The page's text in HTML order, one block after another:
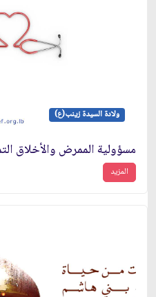
ولادة السيدة زينب(ع)
مسؤولية الممرض والأخلاق
المزيد